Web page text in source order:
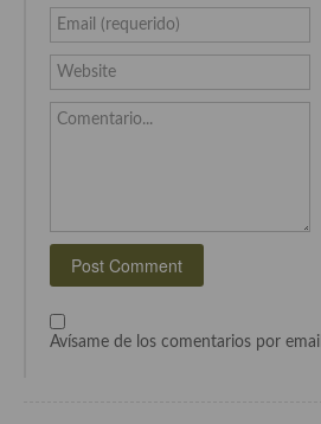
Cocina de Madagascar
Cocina Africana
Cocina Sudafrinaca
Cocina Yoshoku
Cocina fusión
Email (requerido)
Website
Comentario...
Avísame de los comentarios por email